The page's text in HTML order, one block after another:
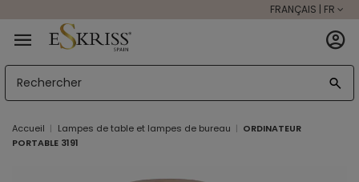
FRANÇAIS | FR
Accueil Lampes de table et lampes de bureau
ORDINATEUR
PORTABLE 3191